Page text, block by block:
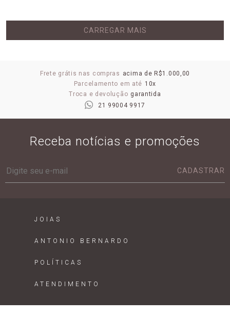
CARREGAR MAIS
Frete grátis nas compras acima de R$1.000,00
Parcelamento em até 10x
Troca e devolução garantida
21 99004 9917
Receba notícias e promoções
CADASTRAR
JOIAS
ANTONIO BERNARDO
POLÍTICAS
ATENDIMENTO